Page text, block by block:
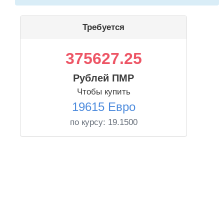
Требуется
375627.25
Рублей ПМР
Чтобы купить
19615 Евро
по курсу: 19.1500